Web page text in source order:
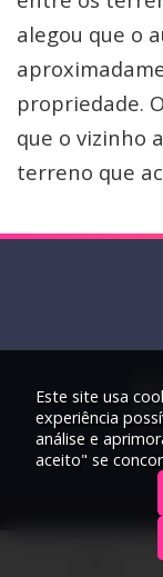
alegou que o
propriedade.
que o vizinho
terreno que
© 2026
Este site usa
experiência
análise e
aceito" se